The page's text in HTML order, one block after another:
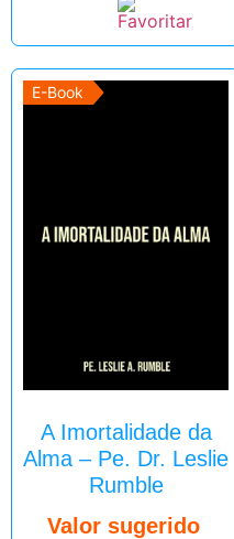
E-Book
A Imortalidade da
Alma – Pe. Dr. Leslie
Rumble
Valor sugerido